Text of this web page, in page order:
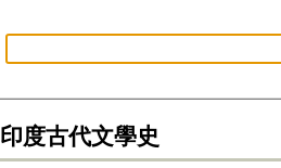
印度古代文學史